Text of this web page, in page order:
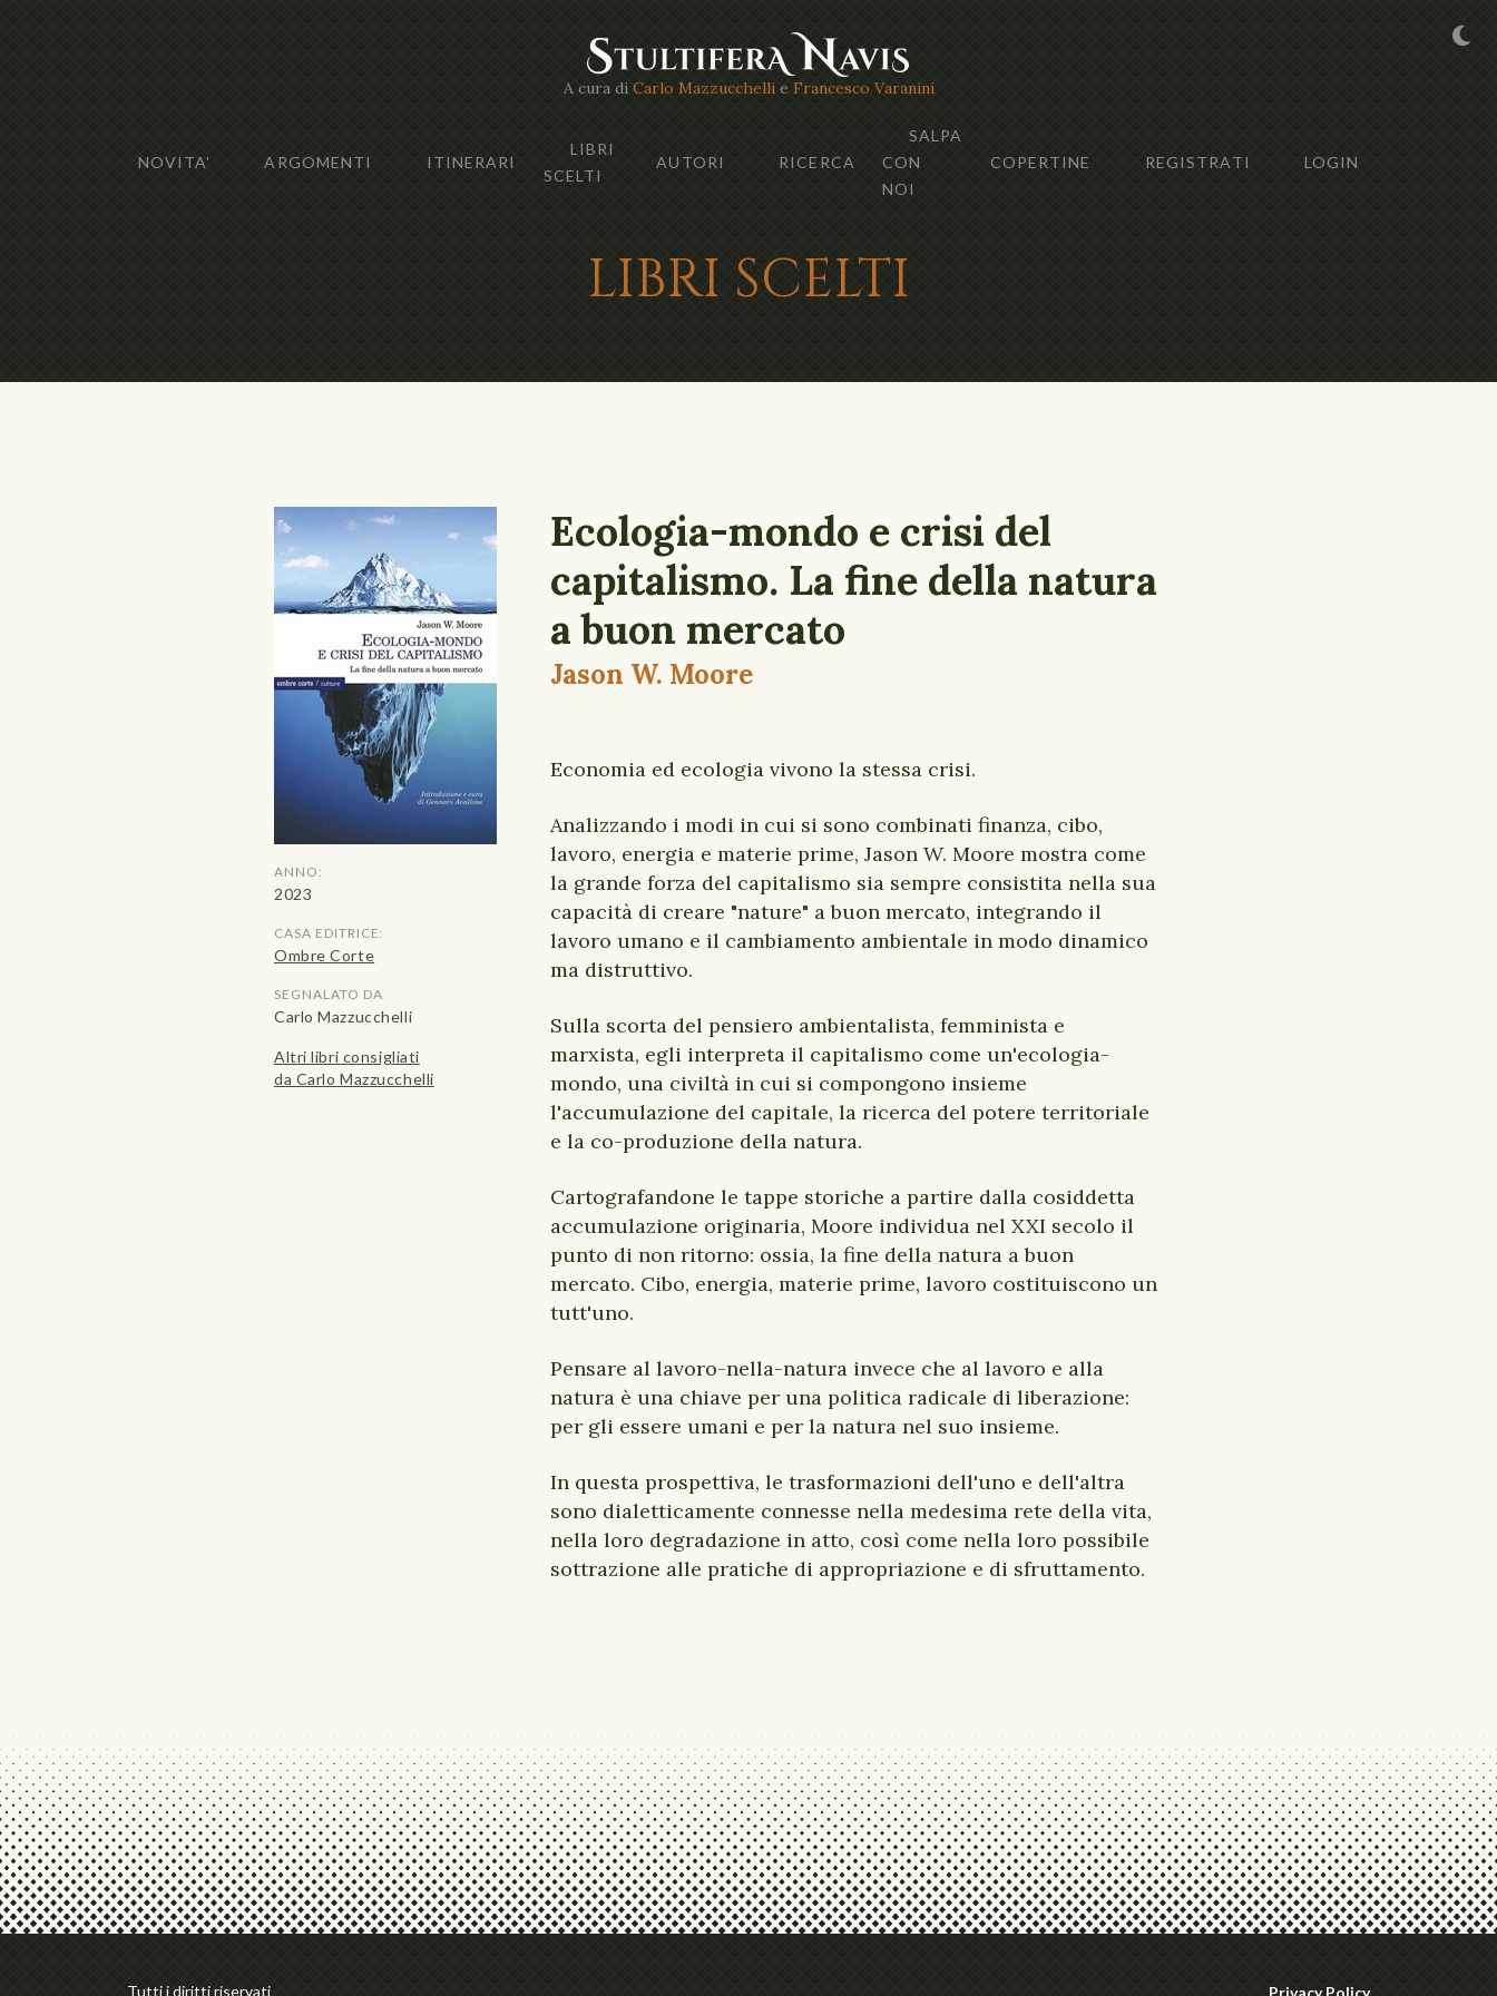
A cura di Carlo Mazzucchellie Francesco Varanini
NOVITA' ARGOMENTI ITINERARI
LIBRI
SCELTI
AUTORI RICERCA
SALPA
CON
NOI
COPERTINE REGISTRATI LOGIN
LIBRI SCELTI
ANNO:
2023
CASA EDITRICE:
Ombre Corte
SEGNALATO DA
Carlo Mazzucchelli
Altri libri consigliati
da Carlo Mazzucchelli
Ecologia-mondo e crisi del
capitalismo. La fine della natura
a buon mercato
Jason W. Moore
Economia ed ecologia vivono la stessa crisi.
Analizzando i modi in cui si sono combinati finanza, cibo,
lavoro, energia e materie prime, Jason W. Moore mostra come
la grande forza del capitalismo sia sempre consistita nella sua
capacità di creare "nature" a buon mercato, integrando il
lavoro umano e il cambiamento ambientale in modo dinamico
ma distruttivo.
Sulla scorta del pensiero ambientalista, femminista e
marxista, egli interpreta il capitalismo come un'ecologia-
mondo, una civiltà in cui si compongono insieme
l'accumulazione del capitale, la ricerca del potere territoriale
e la co-produzione della natura.
Cartografandone le tappe storiche a partire dalla cosiddetta
accumulazione originaria, Moore individua nel XXI secolo il
punto di non ritorno: ossia, la fine della natura a buon
mercato. Cibo, energia, materie prime, lavoro costituiscono un
tutt'uno.
Pensare al lavoro-nella-natura invece che al lavoro e alla
natura è una chiave per una politica radicale di liberazione:
per gli essere umani e per la natura nel suo insieme.
In questa prospettiva, le trasformazioni dell'uno e dell'altra
sono dialetticamente connesse nella medesima rete della vita,
nella loro degradazione in atto, così come nella loro possibile
sottrazione alle pratiche di appropriazione e di sfruttamento.
Tutti i diritti riservati Privacy Policy